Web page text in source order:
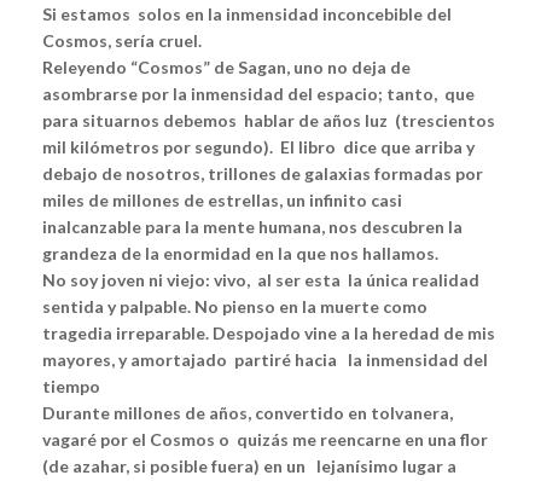
Si estamos solos en la inmensidad inconcebible del
Cosmos, sería cruel.
Releyendo “Cosmos” de Sagan, uno no deja de
asombrarse por la inmensidad del espacio; tanto, que
para situarnos debemos hablar de años luz (trescientos
mil kilómetros por segundo). El libro dice que arriba y
debajo de nosotros, trillones de galaxias formadas por
miles de millones de estrellas, un infinito casi
inalcanzable para la mente humana, nos descubren la
grandeza de la enormidad en la que nos hallamos.
No soy joven ni viejo: vivo, al ser esta la única realidad
sentida y palpable. No pienso en la muerte como
tragedia irreparable. Despojado vine a la heredad de mis
mayores, y amortajado partiré hacia la inmensidad del
tiempo
Durante millones de años, convertido en tolvanera,
vagaré por el Cosmos o quizás me reencarne en una flor
(de azahar, si posible fuera) en un lejanísimo lugar a